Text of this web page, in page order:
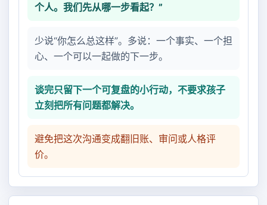
个人。我们先从哪一步看起？”
少说“你怎么总这样”。多说：一个事实、一个担
心、一个可以一起做的下一步。
谈完只留下一个可复盘的小行动，不要求孩子
立刻把所有问题都解决。
避免把这次沟通变成翻旧账、审问或人格评
价。